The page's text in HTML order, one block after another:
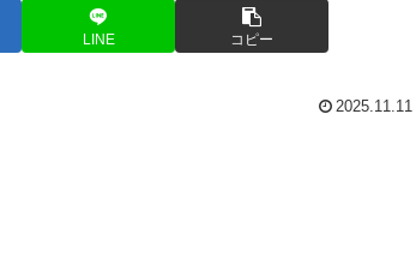
LINE コピー
2025.11.11